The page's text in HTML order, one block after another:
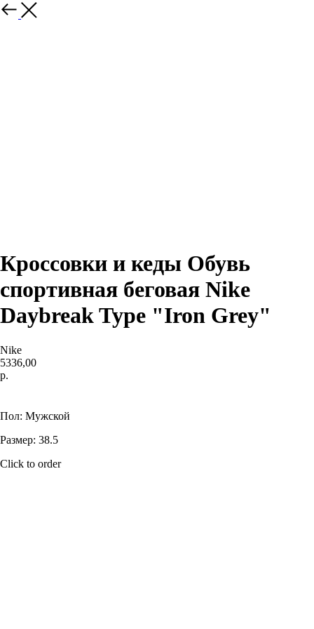
Назад
Кроссовки и кеды Обувь
спортивная беговая Nike
Daybreak Type "Iron Grey"
Nike
5336,00
р.
Пол: Мужской
Размер: 38.5
Click to order